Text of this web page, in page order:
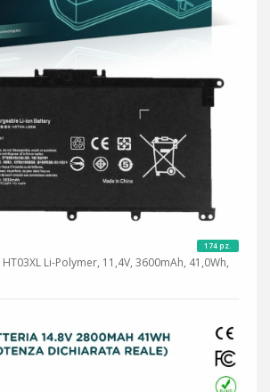
174 pz.
Li-Polymer, 11,4V, 3600mAh, 41,0Wh,